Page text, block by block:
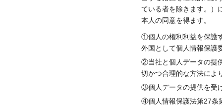
ている者を除きます。）
本人の同意を得ます。
①個人の権利利益を保護
外国として個人情報保護
②当社と個人データの提
切かつ合理的な方法によ
③個人データの提供を受
④個人情報保護法第27条